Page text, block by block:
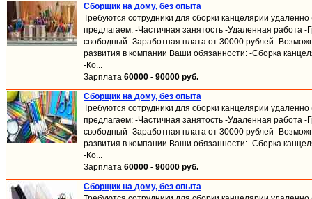
Сборщик на дому, без опыта
Требуются сотрудники для сборки канцелярии
предлагаем: -Частичная занятость -Удаленная работа -
свободный -Заработная плата от 30000 рублей -
развития в компании Ваши обязанности: -Сборка
-Ко...
Зарплата 60000 - 90000 руб.
Сборщик на дому, без опыта
Требуются сотрудники для сборки канцелярии
предлагаем: -Частичная занятость -Удаленная работа -
свободный -Заработная плата от 30000 рублей -
развития в компании Ваши обязанности: -Сборка
-Ко...
Зарплата 60000 - 90000 руб.
Сборщик на дому, без опыта